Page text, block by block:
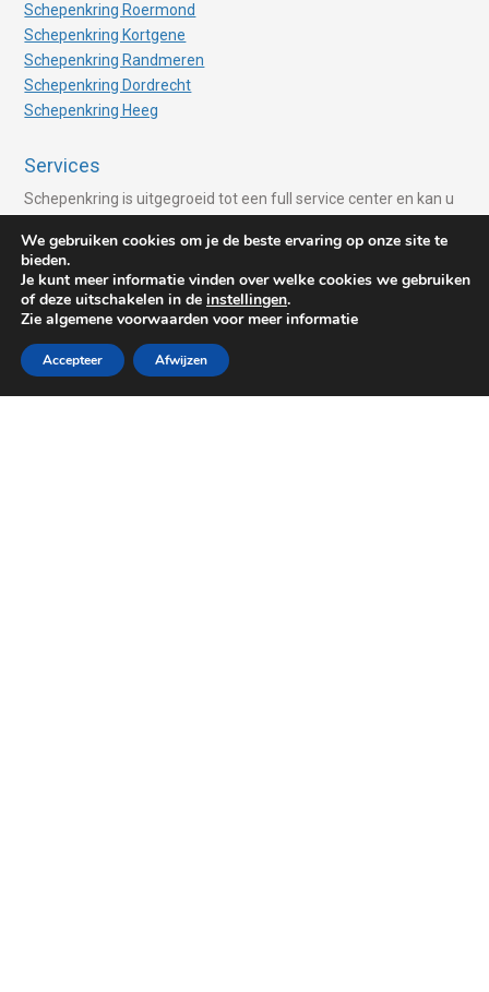
Schepenkring Roermond
Schepenkring Kortgene
Schepenkring Randmeren
Schepenkring Dordrecht
Schepenkring Heeg
Services
Schepenkring is uitgegroeid tot een full service center en kan u
Advies van Experts
Ligplaats huren
Jachttransport
Vaarberichten
We gebruiken cookies om je de beste ervaring op onze site te
bieden.
Je kunt meer informatie vinden over welke cookies we gebruiken
of deze uitschakelen in de instellingen.
Zie algemene voorwaarden voor meer informatie
Accepteer Afwijzen